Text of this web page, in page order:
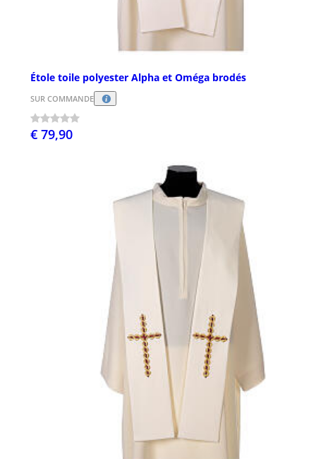
Étole toile polyester Alpha et Oméga brodés
SUR COMMANDE
€ 79,90